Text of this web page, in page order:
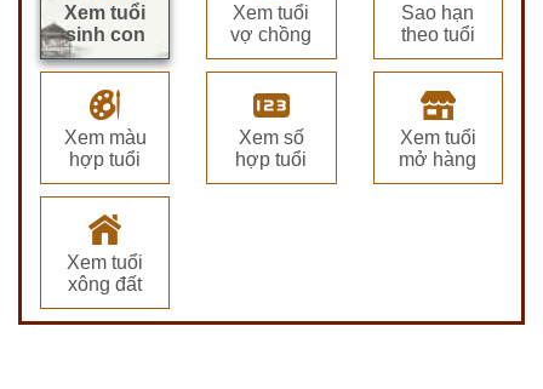
Xem tuổi
sinh con
Xem tuổi
vợ chồng
Sao hạn
theo tuổi
Xem màu
hợp tuổi
Xem số
hợp tuổi
Xem tuổi
mở hàng
Xem tuổi
xông đất